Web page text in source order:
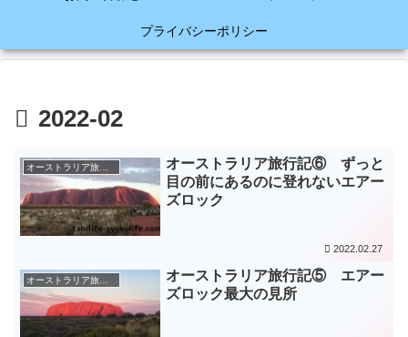
プライバシーポリシー
2022-02
オーストラリア旅（2015年）
オーストラリア旅行記⑥ ずっと
目の前にあるのに登れないエアー
ズロック
2022.02.27
オーストラリア旅（2015年）
オーストラリア旅行記⑤ エアー
ズロック最大の見所